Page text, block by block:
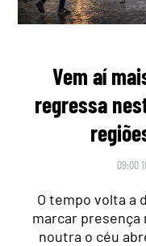
Vem aí
regressa
09:00
O tempo volta a
marcar presença
noutra o céu